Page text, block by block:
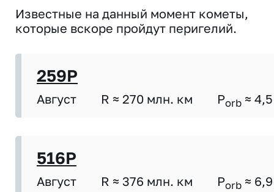
Известные на данный момент кометы,
которые вскоре пройдут перигелий.
259P
Август R ≈ 270 млн. км Porb ≈ 4,5
516P
Август R ≈ 376 млн. км Porb ≈ 6,9